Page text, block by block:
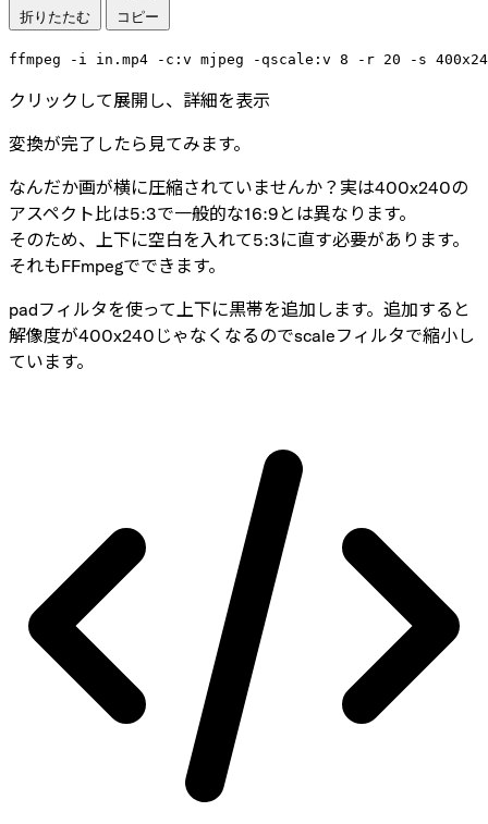
折りたたむ コピー
ffmpeg -i in.mp4 -c:v mjpeg -qscale:v 8 -r 20 -s
クリックして展開し、詳細を表示
変換が完了したら見てみます。
なんだか画が横に圧縮されていませんか？実は400x240の
アスペクト比は5:3で一般的な16:9とは異なります。
そのため、上下に空白を入れて5:3に直す必要があります。
それもFFmpegでできます。
padフィルタを使って上下に黒帯を追加します。追加すると
解像度が400x240じゃなくなるのでscaleフィルタで縮小し
ています。